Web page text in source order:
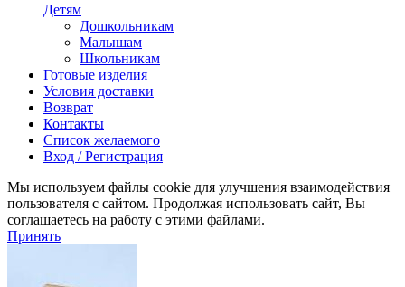
Детям
Дошкольникам
Малышам
Школьникам
Готовые изделия
Условия доставки
Возврат
Контакты
Список желаемого
Вход / Регистрация
Мы используем файлы cookie для улучшения взаимодействия
пользователя с сайтом. Продолжая использовать сайт, Вы
соглашаетесь на работу с этими файлами.
Принять